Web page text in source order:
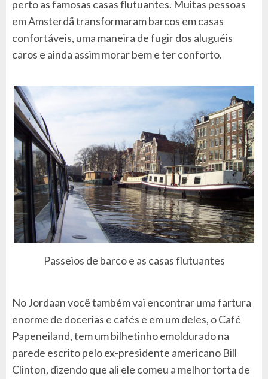
perto as famosas casas flutuantes. Muitas pessoas
em Amsterdã transformaram barcos em casas
confortáveis, uma maneira de fugir dos aluguéis
caros e ainda assim morar bem e ter conforto.
Passeios de barco e as casas flutuantes
No Jordaan você também vai encontrar uma fartura
enorme de docerias e cafés e em um deles, o Café
Papeneiland, tem um bilhetinho emoldurado na
parede escrito pelo ex-presidente americano Bill
Clinton, dizendo que ali ele comeu a melhor torta de